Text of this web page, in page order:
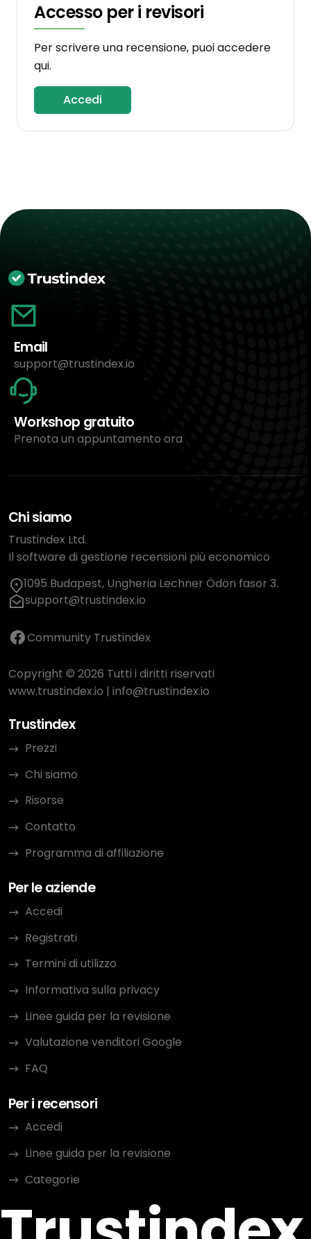
Accesso per i revisori
Per scrivere una recensione, puoi accedere
qui.
Accedi
Email
support@trustindex.io
Workshop gratuito
Prenota un appuntamento ora
Chi siamo
Trustindex Ltd.
Il software di gestione recensioni più economico
1095 Budapest, Ungheria Lechner Ödön fasor 3.
support@trustindex.io
Community Trustindex
Copyright © 2026 Tutti i diritti riservati
www.trustindex.io | info@trustindex.io
Trustindex
Prezzi
Chi siamo
Risorse
Contatto
Programma di affiliazione
Per le aziende
Accedi
Registrati
Termini di utilizzo
Informativa sulla privacy
Linee guida per la revisione
Valutazione venditori Google
FAQ
Per i recensori
Accedi
Linee guida per la revisione
Categorie